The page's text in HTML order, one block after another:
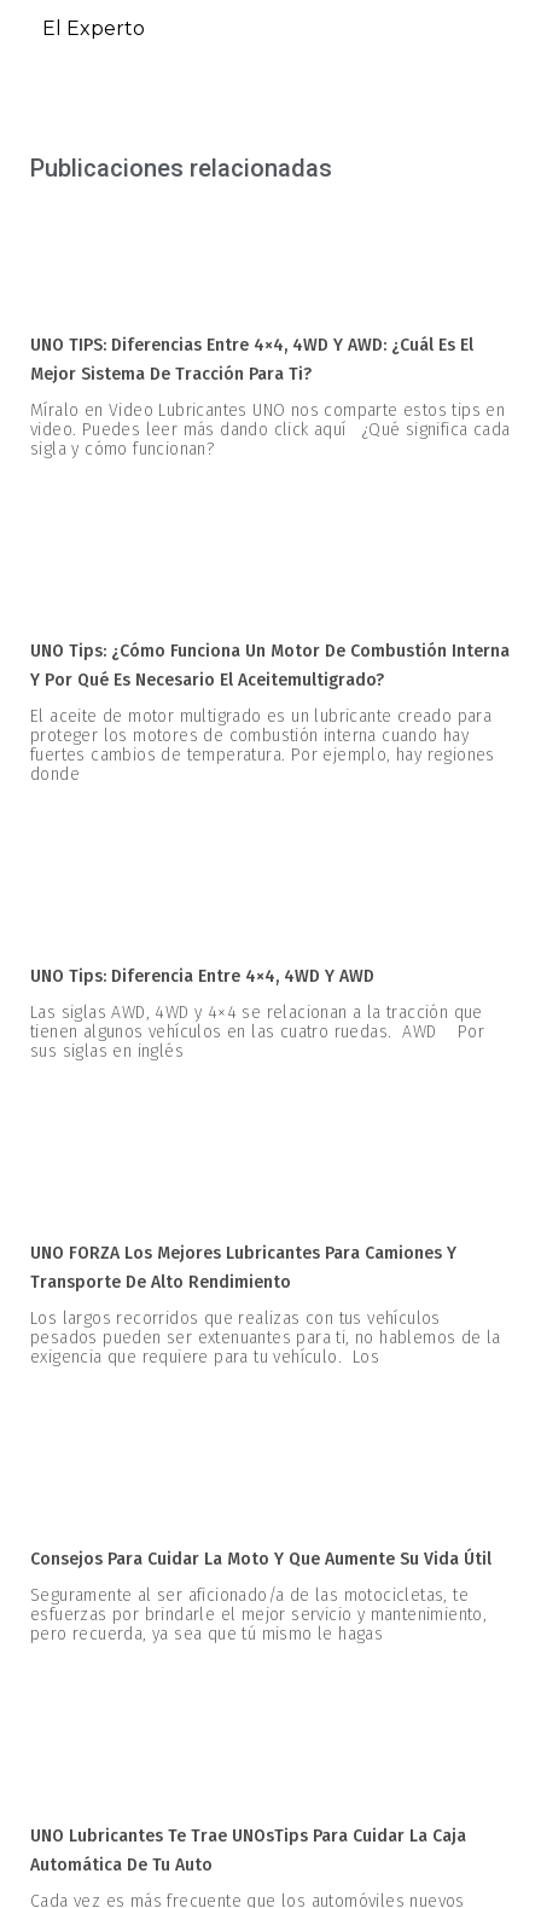
El Experto
Publicaciones relacionadas
UNO TIPS: Diferencias Entre 4×4, 4WD Y AWD: ¿Cuál Es El
Mejor Sistema De Tracción Para Ti?
Míralo en Video Lubricantes UNO nos comparte estos tips en
video. Puedes leer más dando click aquí ¿Qué significa cada
sigla y cómo funcionan?
UNO Tips: ¿Cómo Funciona Un Motor De Combustión Interna
Y Por Qué Es Necesario El Aceitemultigrado?
El aceite de motor multigrado es un lubricante creado para
proteger los motores de combustión interna cuando hay
fuertes cambios de temperatura. Por ejemplo, hay regiones
donde
UNO Tips: Diferencia Entre 4×4, 4WD Y AWD
Las siglas AWD, 4WD y 4×4 se relacionan a la tracción que
tienen algunos vehículos en las cuatro ruedas. AWD Por
sus siglas en inglés
UNO FORZA Los Mejores Lubricantes Para Camiones Y
Transporte De Alto Rendimiento
Los largos recorridos que realizas con tus vehículos
pesados pueden ser extenuantes para ti, no hablemos de la
exigencia que requiere para tu vehículo. Los
Consejos Para Cuidar La Moto Y Que Aumente Su Vida Útil
Seguramente al ser aficionado/a de las motocicletas, te
esfuerzas por brindarle el mejor servicio y mantenimiento,
pero recuerda, ya sea que tú mismo le hagas
UNO Lubricantes Te Trae UNOsTips Para Cuidar La Caja
Automática De Tu Auto
Cada vez es más frecuente que los automóviles nuevos